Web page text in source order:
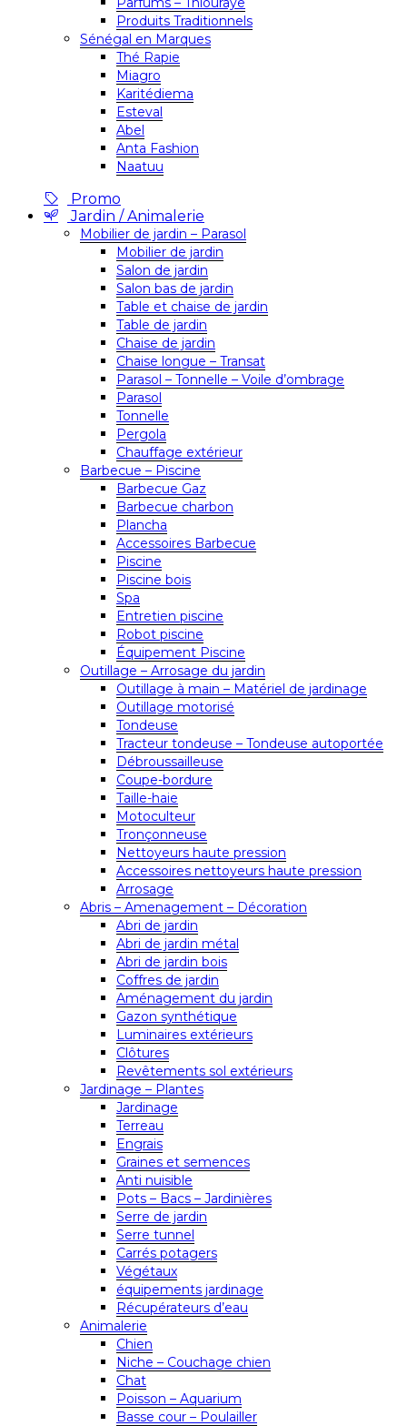
Produits Traditionnels
Sénégal en Marques
Thé Rapie
Miagro
Karitédiema
Esteval
Abel
Anta Fashion
Naatuu
Promo
Jardin / Animalerie
Mobilier de jardin – Parasol
Mobilier de jardin
Salon de jardin
Salon bas de jardin
Table et chaise de jardin
Table de jardin
Chaise de jardin
Chaise longue – Transat
Parasol – Tonnelle – Voile d’ombrage
Parasol
Tonnelle
Pergola
Chauffage extérieur
Barbecue – Piscine
Barbecue Gaz
Barbecue charbon
Plancha
Accessoires Barbecue
Piscine
Piscine bois
Spa
Entretien piscine
Robot piscine
Équipement Piscine
Outillage – Arrosage du jardin
Outillage à main – Matériel de jardinage
Outillage motorisé
Tondeuse
Tracteur tondeuse – Tondeuse autoportée
Débroussailleuse
Coupe-bordure
Taille-haie
Motoculteur
Tronçonneuse
Nettoyeurs haute pression
Accessoires nettoyeurs haute pression
Arrosage
Abris – Amenagement – Décoration
Abri de jardin
Abri de jardin métal
Abri de jardin bois
Coffres de jardin
Aménagement du jardin
Gazon synthétique
Luminaires extérieurs
Clôtures
Revêtements sol extérieurs
Jardinage – Plantes
Jardinage
Terreau
Engrais
Graines et semences
Anti nuisible
Pots – Bacs – Jardinières
Serre de jardin
Serre tunnel
Carrés potagers
Végétaux
équipements jardinage
Récupérateurs d’eau
Animalerie
Chien
Niche – Couchage chien
Chat
Poisson – Aquarium
Basse cour – Poulailler